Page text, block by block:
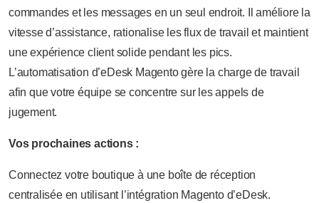
commandes et les messages en un seul endroit. Il améliore la
vitesse d’assistance, rationalise les flux de travail et maintient
une expérience client solide pendant les pics.
L’automatisation d’eDesk Magento gère la charge de travail
afin que votre équipe se concentre sur les appels de
jugement.
Vos prochaines actions :
Connectez votre boutique à une boîte de réception
centralisée en utilisant l’intégration Magento d’eDesk.